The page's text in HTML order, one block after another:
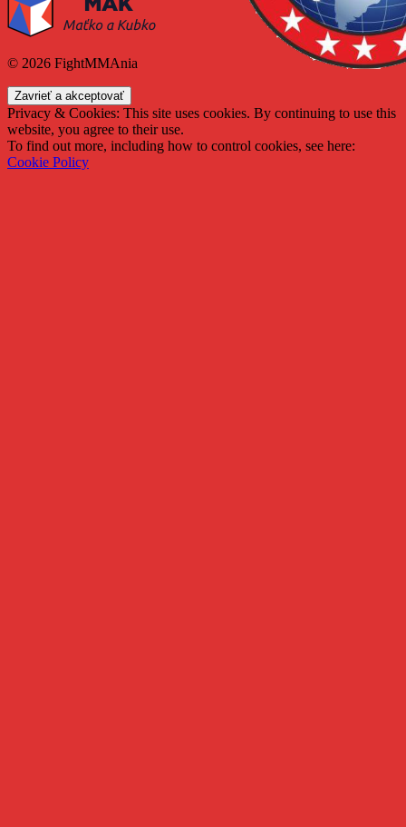
© 2026 FightMMAnia
Privacy & Cookies: This site uses cookies. By continuing to use this
website, you agree to their use.
To find out more, including how to control cookies, see here:
Cookie Policy